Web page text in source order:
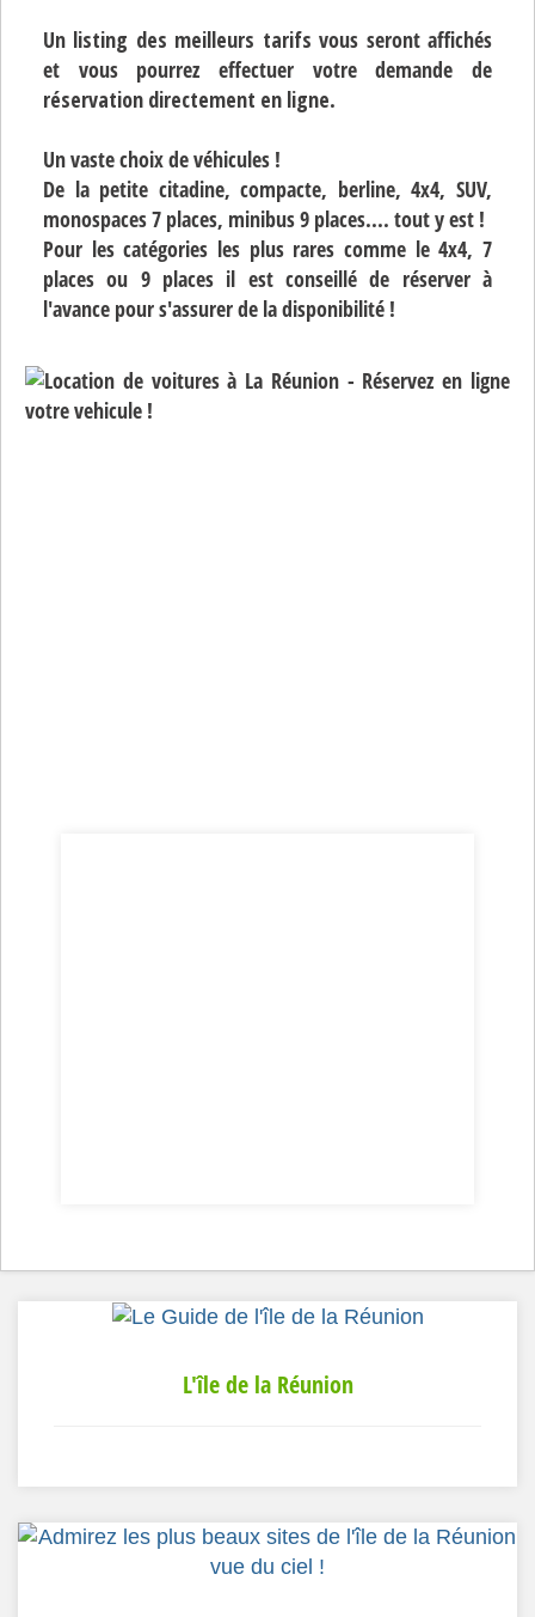
Un listing des meilleurs tarifs vous seront affichés
et vous pourrez effectuer votre demande de
réservation directement en ligne.
Un vaste choix de véhicules !
De la petite citadine, compacte, berline, 4x4, SUV,
monospaces 7 places, minibus 9 places.... tout y est !
Pour les catégories les plus rares comme le 4x4, 7
places ou 9 places il est conseillé de réserver à
l'avance pour s'assurer de la disponibilité !
L'île de la Réunion